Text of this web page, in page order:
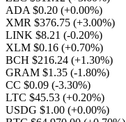
ADA $0.20 (+0.00%)
XMR $376.75 (+3.00%)
LINK $8.21 (-0.20%)
XLM $0.16 (+0.70%)
BCH $216.24 (+1.30%)
GRAM $1.35 (-1.80%)
CC $0.09 (-3.30%)
LTC $45.53 (+0.20%)
USDG $1.00 (+0.00%)